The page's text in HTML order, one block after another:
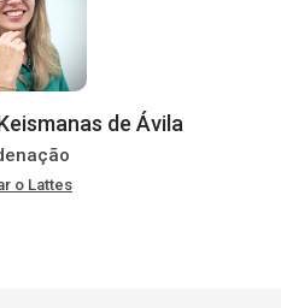
de Ávila
o Lattes